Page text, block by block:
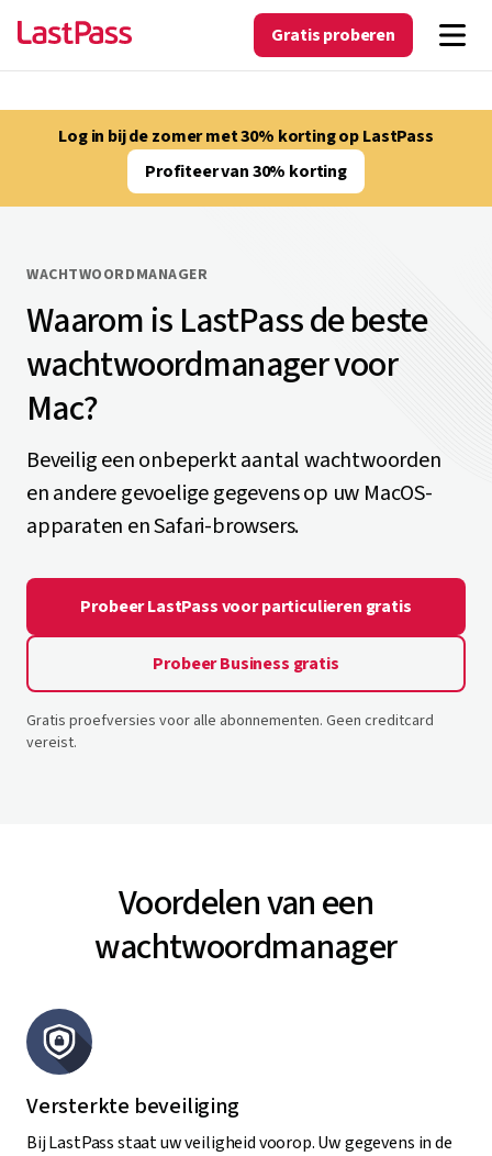
Gratis proberen
Log in bij de zomer met 30% korting op LastPass
Profiteer van 30% korting
WACHTWOORDMANAGER
Waarom is LastPass de beste
wachtwoordmanager voor
Mac?
Beveilig een onbeperkt aantal wachtwoorden
en andere gevoelige gegevens op uw MacOS-
apparaten en Safari-browsers.
Probeer LastPass voor particulieren gratis
Probeer Business gratis
Gratis proefversies voor alle abonnementen. Geen creditcard
vereist.
Voordelen van een
wachtwoordmanager
Versterkte beveiliging
Bij LastPass staat uw veiligheid voorop. Uw gegevens in de